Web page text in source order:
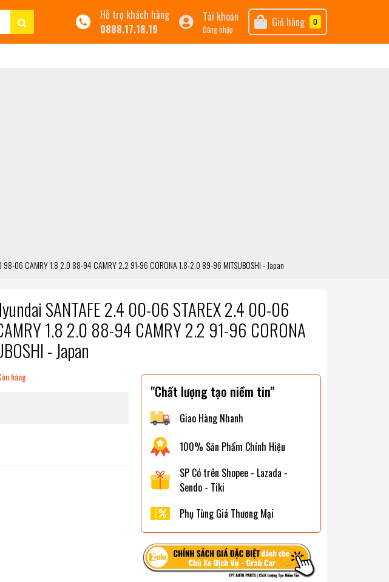
Hỗ trợ khách hàng
0888.17.18.19
Tài khoản
Đăng nhập Giỏ hàng 0
98-06 CAMRY 1.8 2.0 88-94 CAMRY 2.2 91-96 CORONA 1.8-2.0 89-96 MITSUBOSHI - Japan
SANTAFE 2.4 00-06 STAREX 2.4 00-06
1.8 2.0 88-94 CAMRY 2.2 91-96 CORONA
- Japan
hàng
"Chất lượng tạo niềm tin"
Giao Hàng Nhanh
100% Sản Phẩm Chính Hiệu
SP Có trên Shopee - Lazada -
Sendo - Tiki
Phụ Tùng Giá Thương Mại